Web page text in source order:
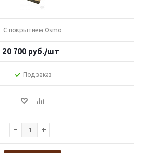
С покрытием Osmo
20 700 руб./шт
Под заказ